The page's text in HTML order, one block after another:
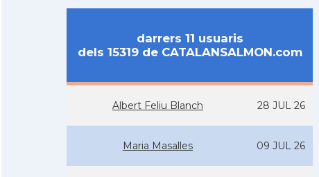
darrers 11 usuaris
dels 15319 de CATALANSALMON.com
Albert Feliu Blanch 28 JUL 26
Maria Masalles 09 JUL 26